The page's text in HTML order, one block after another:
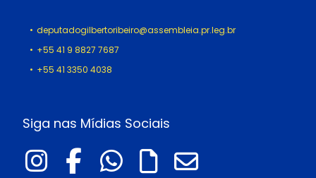
deputadogilbertoribeiro@assembleia.pr.leg.br
+55 41 9 8827 7687
+55 41 3350 4038
Siga nas Mídias Sociais